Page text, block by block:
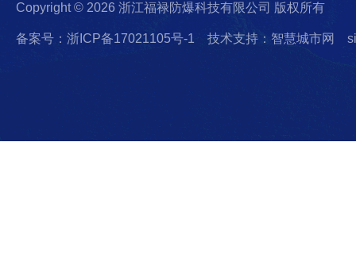
Copyright © 2026 浙江福禄防爆科技有限公司 版权所有
备案号：浙ICP备17021105号-1 技术支持：智慧城市网